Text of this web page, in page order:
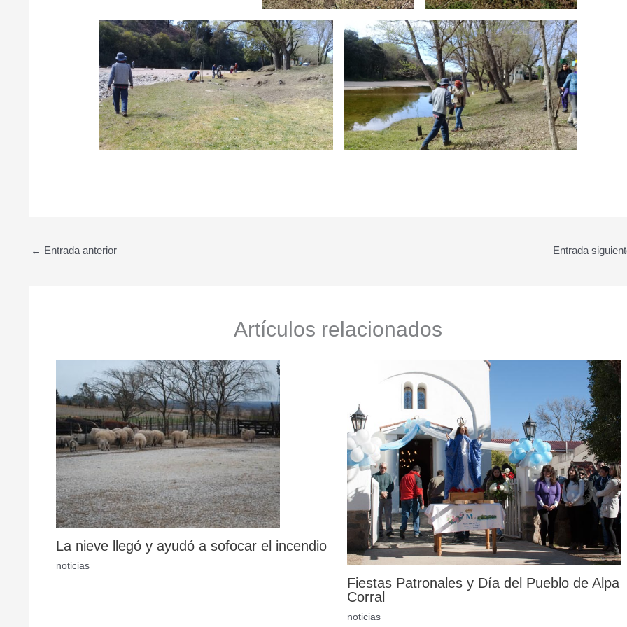
← Entrada anterior Entrada
Artículos relacionados
La nieve llegó y ayudó a sofocar el incendio
noticias
Fiestas Patronales y Día del Pueblo de Alpa
Corral
noticias